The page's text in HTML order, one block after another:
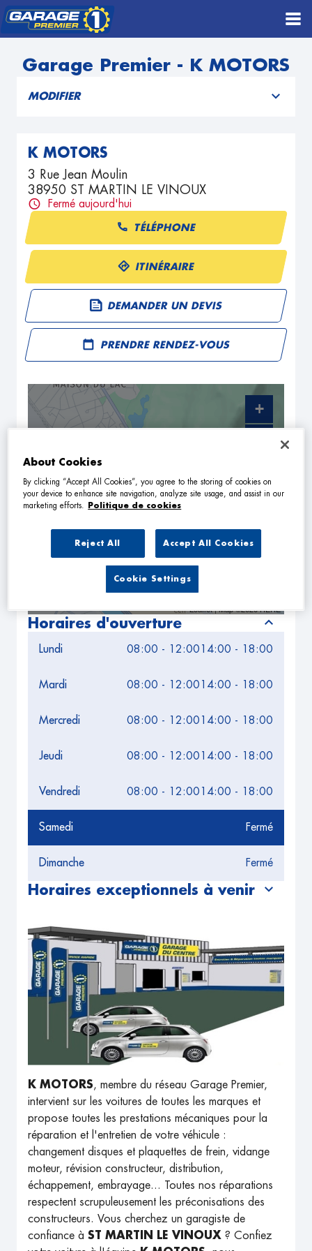
Garage Premier - K MOTORS
MODIFIER
K MOTORS
3 Rue Jean Moulin
38950 ST MARTIN LE VINOUX
Fermé aujourd'hui
TÉLÉPHONE
ITINÉRAIRE
DEMANDER UN DEVIS
PRENDRE RENDEZ-VOUS
Horaires d'ouverture
Lundi 08:00 - 12:00 14:00 - 18:00
Mardi 08:00 - 12:00 14:00 - 18:00
Mercredi 08:00 - 12:00 14:00 - 18:00
Jeudi 08:00 - 12:00 14:00 - 18:00
Vendredi 08:00 - 12:00 14:00 - 18:00
Samedi Fermé
Dimanche Fermé
Horaires exceptionnels à venir
+
Leaflet| Map ©2026HERE
K MOTORS, membre du réseau Garage Premier,
intervient sur les voitures de toutes les marques et
propose toutes les prestations mécaniques pour la
réparation et l'entretien de votre véhicule :
changement disques et plaquettes de frein, vidange
moteur, révision constructeur, distribution,
échappement, embrayage... Toutes nos réparations
respectent scrupuleusement les préconisations des
constructeurs. Vous cherchez un garagiste de
confiance à ST MARTIN LE VINOUX ? Confiez
About Cookies
By clicking “Accept All Cookies”, you agree to the storing of cookies on
your device to enhance site navigation, analyze site usage, and assist in our
marketing efforts.
Politique de cookies
Reject All Accept All Cookies
Cookie Settings